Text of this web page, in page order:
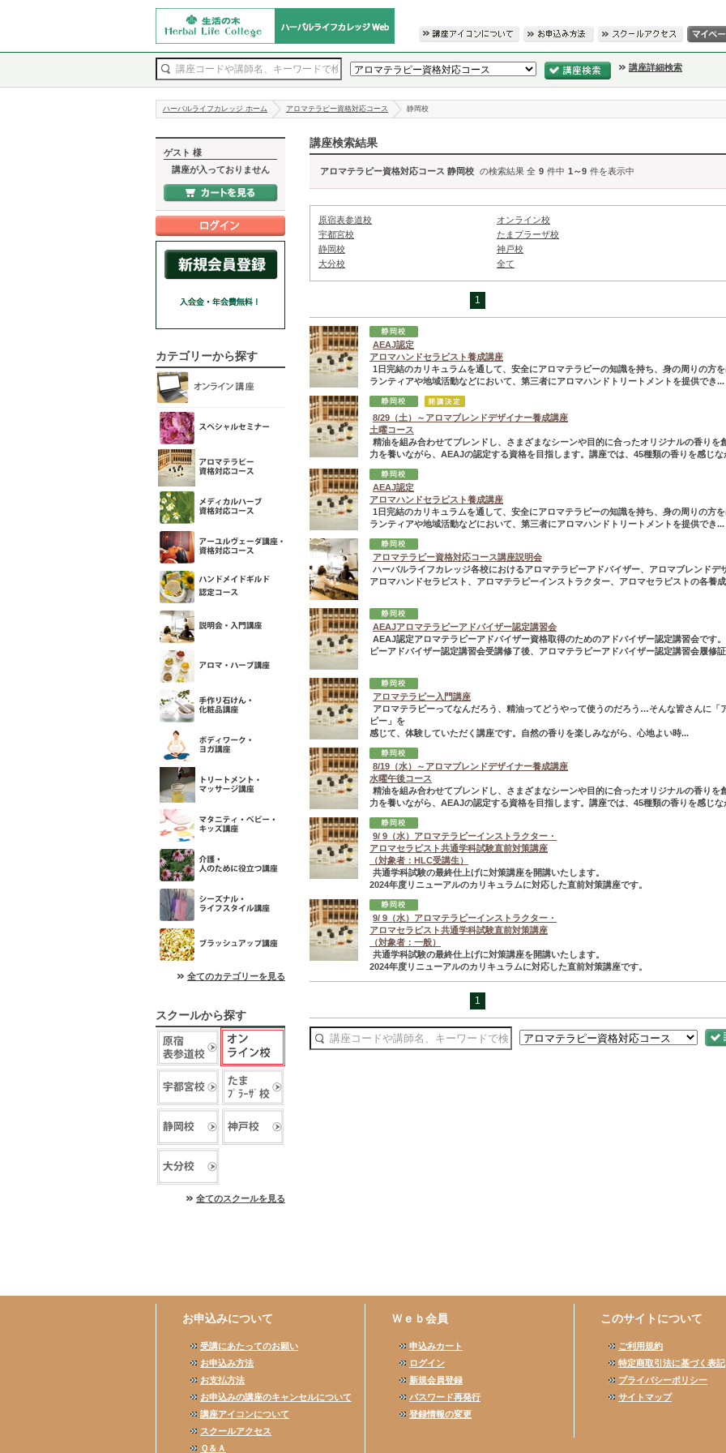
講座詳細検索
ハーバルライフカレッジ ホーム アロマテラピー資格対応コース 静岡校
ゲスト 様
講座が入っておりません
カテゴリーから探す
全てのカテゴリーを見る
スクールから探す
全てのスクールを見る
講座検索結果
アロマテラピー資格対応コース 静岡校 の検索結果 全 9 件中 1～9 件を表示中
原宿表参道校
オンライン校
宇都宮校
たまプラーザ校
静岡校
神戸校
大分校
全て
1
AEAJ認定
アロマハンドセラピスト養成講座
1日完結のカリキュラムを通して、安全にアロマテラピーの知識を持ち、身の周りの方
ランティアや地域活動などにおいて、第三者にアロマハンドトリートメントを提供でき...
8/29（土）～アロマブレンドデザイナー養成講座
土曜コース
精油を組み合わせてブレンドし、さまざまなシーンや目的に合ったオリジナルの香りを
力を養いながら、AEAJの認定する資格を目指します。講座では、45種類の香りを感じな
AEAJ認定
アロマハンドセラピスト養成講座
1日完結のカリキュラムを通して、安全にアロマテラピーの知識を持ち、身の周りの方
ランティアや地域活動などにおいて、第三者にアロマハンドトリートメントを提供でき...
アロマテラピー資格対応コース講座説明会
ハーバルライフカレッジ各校におけるアロマテラピーアドバイザー、アロマブレンドデ
アロマハンドセラピスト、アロマテラピーインストラクター、アロマセラピストの各養
AEAJアロマテラピーアドバイザー認定講習会
AEAJ認定アロマテラピーアドバイザー資格取得のためのアドバイザー認定講習会です
ピーアドバイザー認定講習会受講修了後、アロマテラピーアドバイザー認定講習会履修
アロマテラピー入門講座
アロマテラピーってなんだろう、精油ってどうやって使うのだろう…そんな皆さんに「
ピー」を
感じて、体験していただく講座です。自然の香りを楽しみながら、心地よい時...
8/19（水）～アロマブレンドデザイナー養成講座
水曜午後コース
精油を組み合わせてブレンドし、さまざまなシーンや目的に合ったオリジナルの香りを
力を養いながら、AEAJの認定する資格を目指します。講座では、45種類の香りを感じな
9/ 9（水）アロマテラピーインストラクター・
アロマセラピスト共通学科試験直前対策講座
（対象者：HLC受講生）
共通学科試験の最終仕上げに対策講座を開講いたします。
2024年度リニューアルのカリキュラムに対応した直前対策講座です。
9/ 9（水）アロマテラピーインストラクター・
アロマセラピスト共通学科試験直前対策講座
（対象者：一般）
共通学科試験の最終仕上げに対策講座を開講いたします。
2024年度リニューアルのカリキュラムに対応した直前対策講座です。
1
お申込みについて
受講にあたってのお願い
お申込み方法
お支払方法
お申込みの講座のキャンセルについて
講座アイコンについて
スクールアクセス
Ｑ＆Ａ
Ｗｅｂ会員
申込みカート
ログイン
新規会員登録
パスワード再発行
登録情報の変更
このサイトについて
ご利用規約
特定商取引法に基づく表記
プライバシーポリシー
サイトマップ